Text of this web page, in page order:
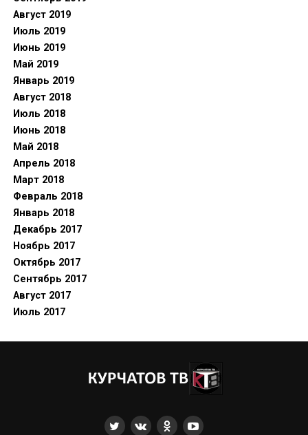
Август 2019
Июль 2019
Июнь 2019
Май 2019
Январь 2019
Август 2018
Июль 2018
Июнь 2018
Май 2018
Апрель 2018
Март 2018
Февраль 2018
Январь 2018
Декабрь 2017
Ноябрь 2017
Октябрь 2017
Сентябрь 2017
Август 2017
Июль 2017